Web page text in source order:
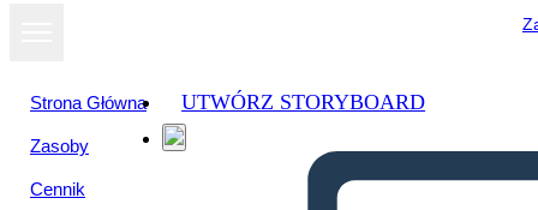
Strona Główna
Zasoby
Cennik
UTWÓRZ STORYBOARD
Wyświetl jako
pokaz slajdów